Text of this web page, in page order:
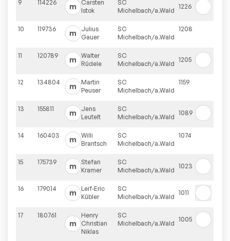
9 114226 m
Carsten
Istok
SC
Michelbach/a.Wald
1226
10 119736 m
Julius
Gauer
SC
Michelbach/a.Wald
1208
11 120789 m
Walter
Rüdele
SC
Michelbach/a.Wald
1205
12 134804 m
Martin
Peuser
SC
Michelbach/a.Wald
1159
13 155811 m
Jens
Leutelt
SC
Michelbach/a.Wald
1089
14 160403 m
Willi
Brantsch
SC
Michelbach/a.Wald
1074
15 175739 m
Stefan
Kramer
SC
Michelbach/a.Wald
1023
16 179014 m
Leif-Eric
Kübler
SC
Michelbach/a.Wald
1011
17 180761
m
Henry
Christian
Niklas
SC
Michelbach/a.Wald
1005